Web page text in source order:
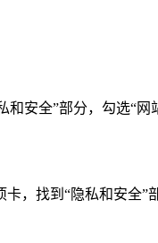
和安全”部分，勾选“网
卡，找到“隐私和安全”